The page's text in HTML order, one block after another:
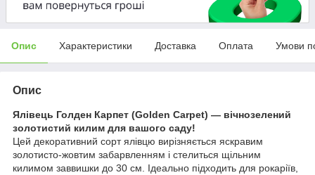
Опис Характеристики Доставка Оплата Умови
Опис
Ялівець Голден Карпет (Golden Carpet) — вічнозелений
золотистий килим для вашого саду!
Цей декоративний сорт ялівцю вирізняється яскравим
золотисто-жовтим забарвленням і стелиться щільним
килимом заввишки до 30 см. Ідеально підходить для рокаріїв,